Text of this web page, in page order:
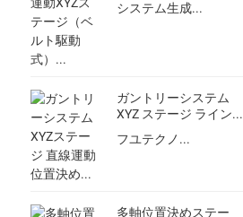
システム生成...
ガントリーシステム
XYZ ステージ ライン...
フユテクノ...
多軸位置決めステー